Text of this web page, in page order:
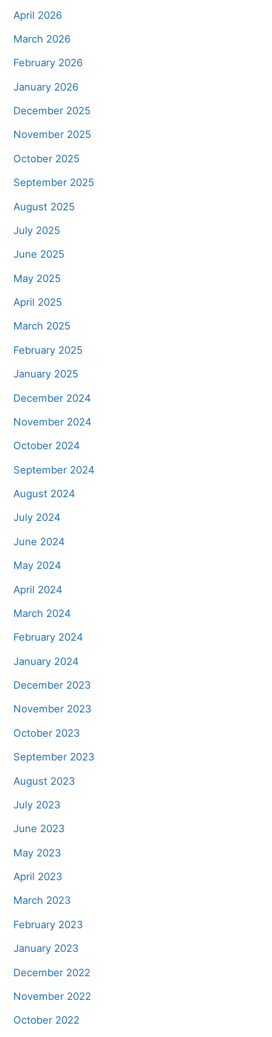
April 2026
March 2026
February 2026
January 2026
December 2025
November 2025
October 2025
September 2025
August 2025
July 2025
June 2025
May 2025
April 2025
March 2025
February 2025
January 2025
December 2024
November 2024
October 2024
September 2024
August 2024
July 2024
June 2024
May 2024
April 2024
March 2024
February 2024
January 2024
December 2023
November 2023
October 2023
September 2023
August 2023
July 2023
June 2023
May 2023
April 2023
March 2023
February 2023
January 2023
December 2022
November 2022
October 2022